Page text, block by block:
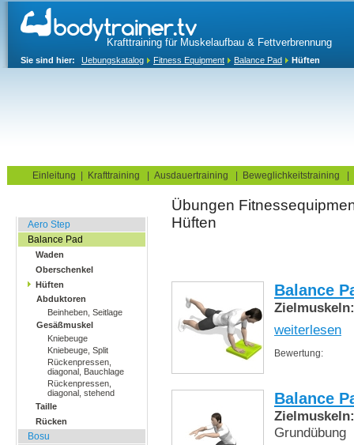
Krafttraining für Muskelaufbau & Fettverbrennung
Sie sind hier: Uebungskatalog Fitness Equipment Balance Pad Hüften
Einleitung Krafttraining Ausdauertraining Beweglichkeitstraining
Aero Step
Balance Pad
Waden
Oberschenkel
Hüften
Abduktoren
Beinheben, Seitlage
Gesäßmuskel
Kniebeuge
Kniebeuge, Split
Rückenpressen,
diagonal, Bauchlage
Rückenpressen,
diagonal, stehend
Taille
Rücken
Bosu
Übungen
Hüften
Balance
Zielmuskeln:
weiterlesen
Bewertung:
Balance
Zielmuskeln:
Grundübung